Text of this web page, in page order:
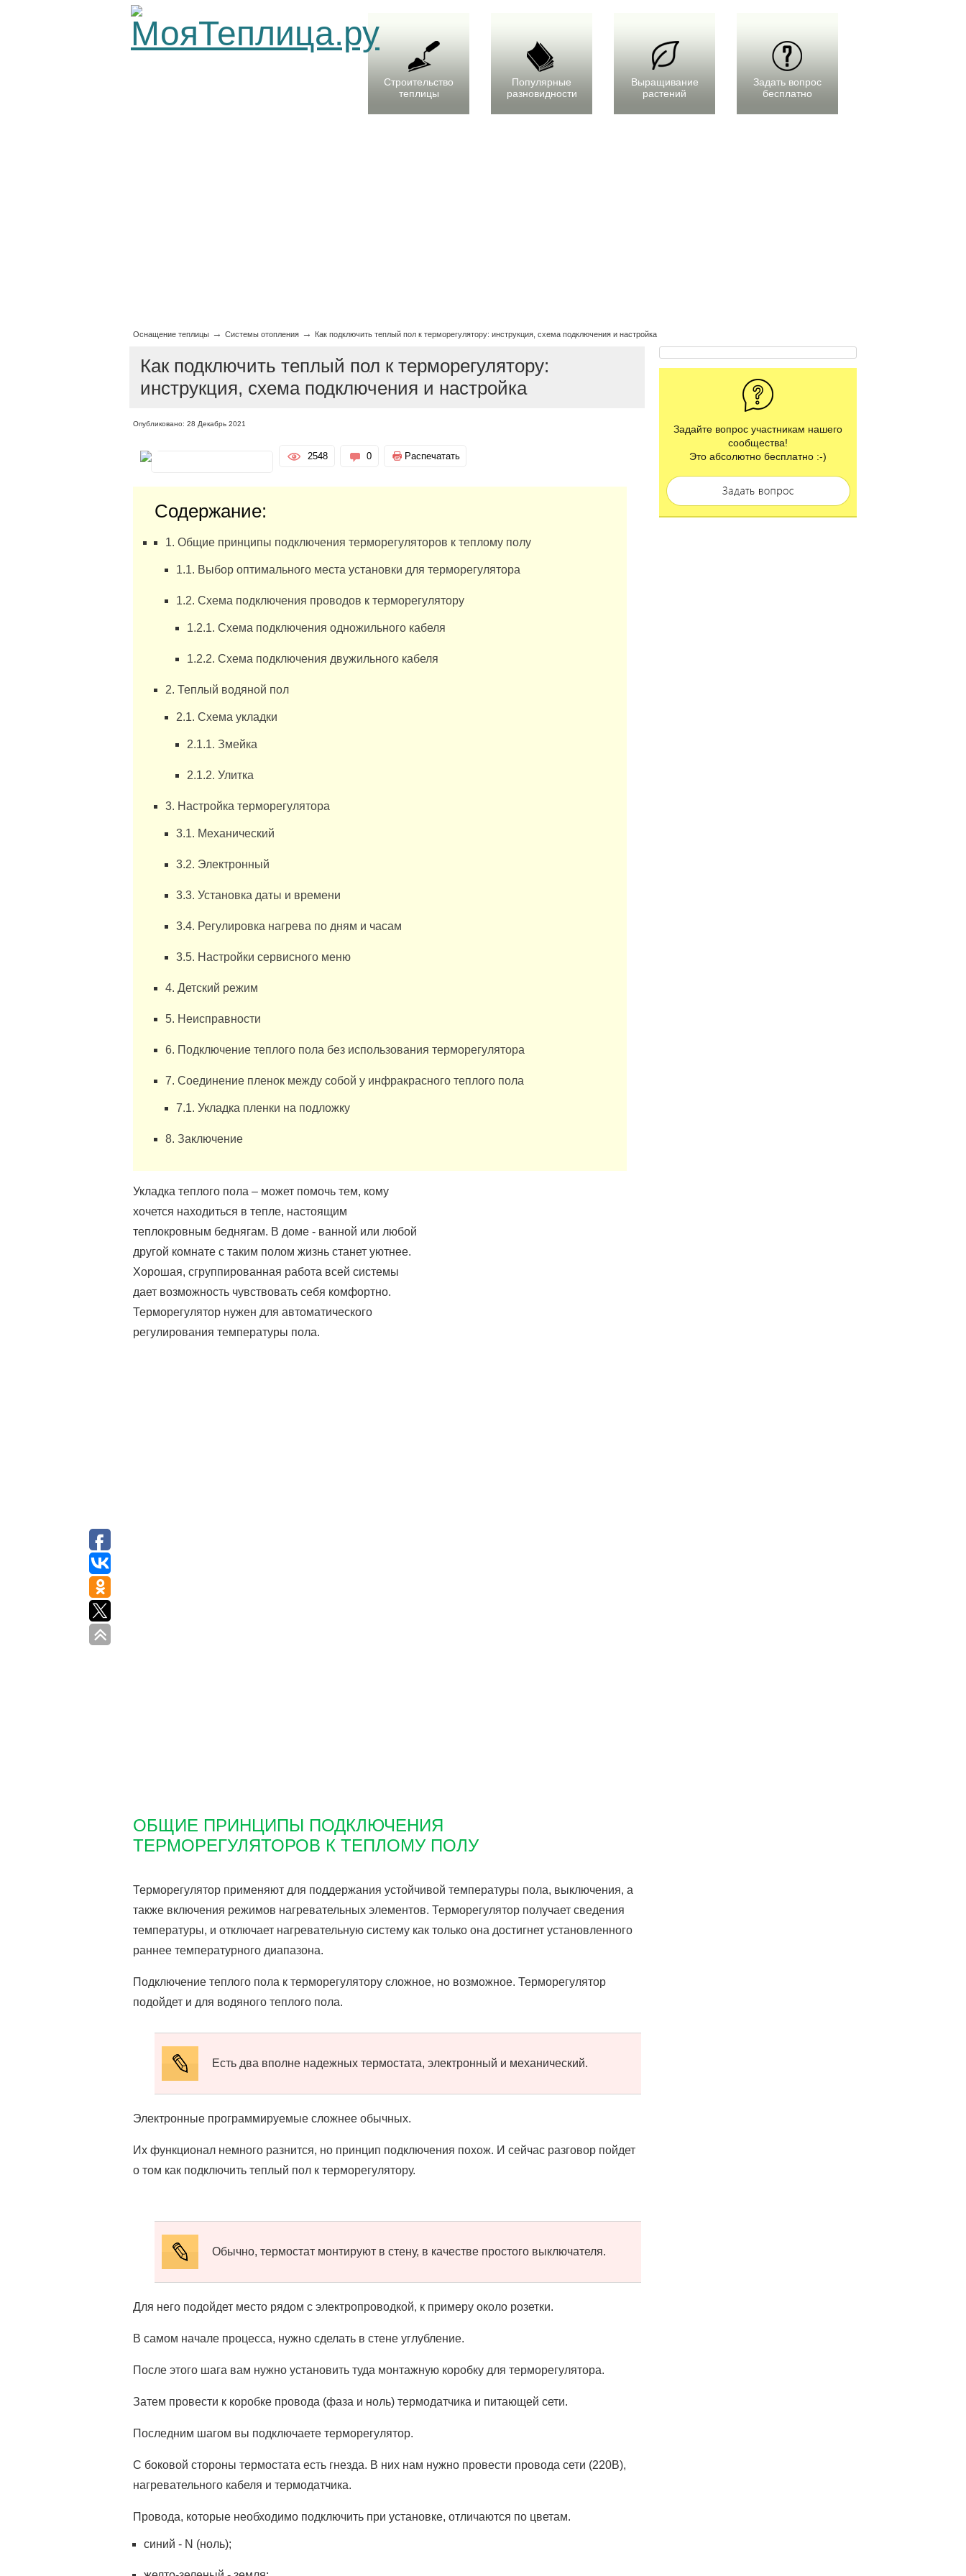
Строительство
теплицы
Популярные
разновидности
Выращивание
растений
Задать вопрос
бесплатно
Оснащение теплицы→ Системы отопления→ Как подключить теплый пол к терморегулятору: инструкция, схема подключения и настройка
Как подключить теплый пол к терморегулятору:
инструкция, схема подключения и настройка
Опубликовано: 28 Декабрь 2021
2548 0 Распечатать
Содержание:
1. Общие принципы подключения терморегуляторов к теплому полу
1.1. Выбор оптимального места установки для терморегулятора
1.2. Схема подключения проводов к терморегулятору
1.2.1. Схема подключения одножильного кабеля
1.2.2. Схема подключения двужильного кабеля
2. Теплый водяной пол
2.1. Схема укладки
2.1.1. Змейка
2.1.2. Улитка
3. Настройка терморегулятора
3.1. Механический
3.2. Электронный
3.3. Установка даты и времени
3.4. Регулировка нагрева по дням и часам
3.5. Настройки сервисного меню
4. Детский режим
5. Неисправности
6. Подключение теплого пола без использования терморегулятора
7. Соединение пленок между собой у инфракрасного теплого пола
7.1. Укладка пленки на подложку
8. Заключение
Укладка теплого пола – может помочь тем, кому
хочется находиться в тепле, настоящим
теплокровным беднягам. В доме - ванной или любой
другой комнате с таким полом жизнь станет уютнее.
Хорошая, сгруппированная работа всей системы
дает возможность чувствовать себя комфортно.
Терморегулятор нужен для автоматического
регулирования температуры пола.
ОБЩИЕ ПРИНЦИПЫ ПОДКЛЮЧЕНИЯ
ТЕРМОРЕГУЛЯТОРОВ К ТЕПЛОМУ ПОЛУ
Терморегулятор применяют для поддержания устойчивой температуры пола, выключения, а
также включения режимов нагревательных элементов. Терморегулятор получает сведения
температуры, и отключает нагревательную систему как только она достигнет установленного
раннее температурного диапазона.
Подключение теплого пола к терморегулятору сложное, но возможное. Терморегулятор
подойдет и для водяного теплого пола.
Есть два вполне надежных термостата, электронный и механический.
Электронные программируемые сложнее обычных.
Их функционал немного разнится, но принцип подключения похож. И сейчас разговор пойдет
о том как подключить теплый пол к терморегулятору.
Обычно, термостат монтируют в стену, в качестве простого выключателя.
Для него подойдет место рядом с электропроводкой, к примеру около розетки.
В самом начале процесса, нужно сделать в стене углубление.
После этого шага вам нужно установить туда монтажную коробку для терморегулятора.
Затем провести к коробке провода (фаза и ноль) термодатчика и питающей сети.
Последним шагом вы подключаете терморегулятор.
С боковой стороны термостата есть гнезда. В них нам нужно провести провода сети (220В),
нагревательного кабеля и термодатчика.
Провода, которые необходимо подключить при установке, отличаются по цветам.
синий - N (ноль);
Задайте вопрос участникам нашего
сообщества!
Это абсолютно бесплатно :-)